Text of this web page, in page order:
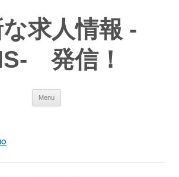
求人情報 -
発信！
Menu